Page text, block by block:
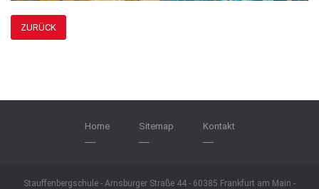
ZURÜCK
Home Sitemap Kontakt
Stauffenbergschule - Arnsburger Straße 44 - 60385 Frankfurt am Main -